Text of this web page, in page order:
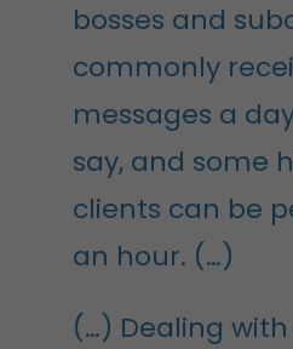
bosses and
commonly
messages a
say, and some
clients can be
an hour. (…)
(…) Dealing